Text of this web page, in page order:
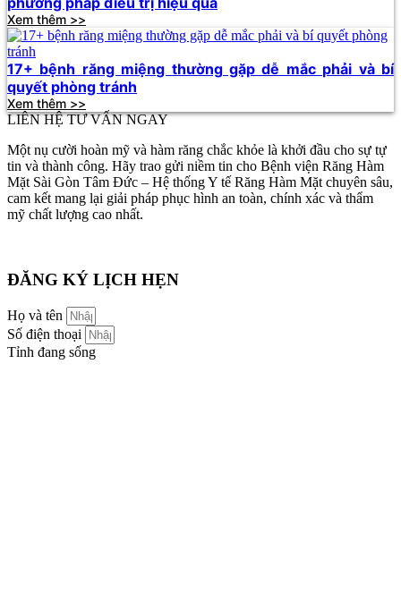
Xem thêm >>
17+ bệnh răng miệng thường gặp dễ mắc phải và bí
quyết phòng tránh
Xem thêm >>
LIÊN HỆ TƯ VẤN NGAY
Một nụ cười hoàn mỹ và hàm răng chắc khỏe là khởi đầu cho sự tự
tin và thành công. Hãy trao gửi niềm tin cho Bệnh viện Răng Hàm
Mặt Sài Gòn Tâm Đức – Hệ thống Y tế Răng Hàm Mặt chuyên sâu,
cam kết mang lại giải pháp phục hình an toàn, chính xác và thẩm
mỹ chất lượng cao nhất.
ĐĂNG KÝ LỊCH HẸN
Họ và tên
Số điện thoại
Tỉnh đang sống